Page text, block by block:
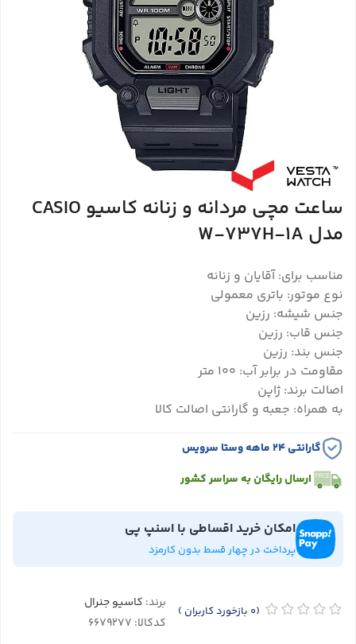
ساعت مچی مردانه و زنانه کاسیو CASIO
مدل W-737H-1A
مناسب برای: آقایان و زنانه
نوع موتور: باتری معمولی
جنس شیشه: رزین
جنس قاب: رزین
جنس بند: رزین
مقاومت در برابر آب: 100 متر
اصالت برند: ژاپن
به همراه: جعبه و گارانتی اصالت کالا
گارانتی ۲۴ ماهه وستا سرویس
ارسال رایگان به سراسر کشور
امکان خرید اقساطی با اسنپ پی
پرداخت در چهار قسط بدون کارمزد
(0 بازخورد کاربران ) برند: کاسیو جنرال
کدکالا: